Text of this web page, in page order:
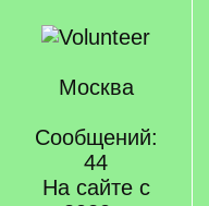
Москва
Сообщений:
44
На сайте с